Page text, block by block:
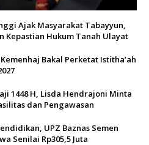
Ajak Masyarakat Tabayyun,
Kepastian Hukum Tanah Ulayat
Bakal Perketat Istitha’ah
1448 H, Lisda Hendrajoni Minta
dan Pengawasan
UPZ Baznas Semen
Senilai Rp305,5 Juta